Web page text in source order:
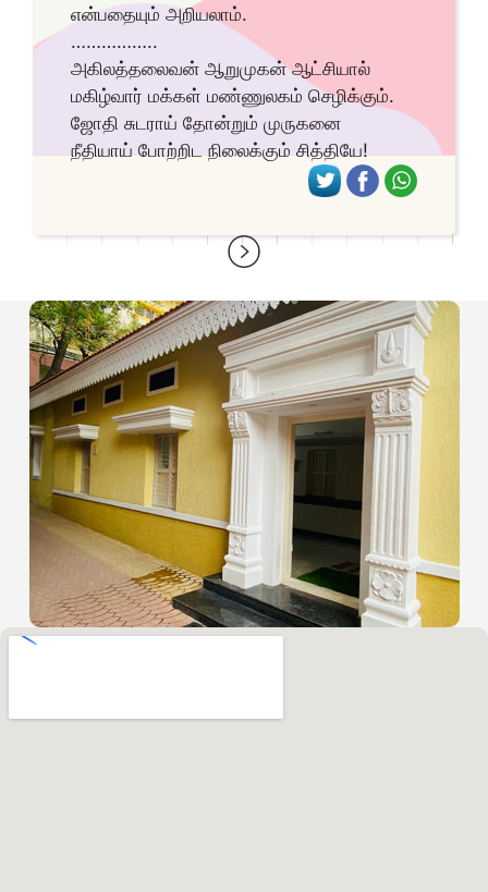
என்பதையும் அறியலாம்.
……………..
அகிலத்தலைவன் ஆறுமுகன் ஆட்சியால்
மகிழ்வார் மக்கள் மண்ணுலகம் செழிக்கும்.
ஜோதி சுடராய் தோன்றும் முருகனை
நீதியாய் போற்றிட நிலைக்கும் சித்தியே!